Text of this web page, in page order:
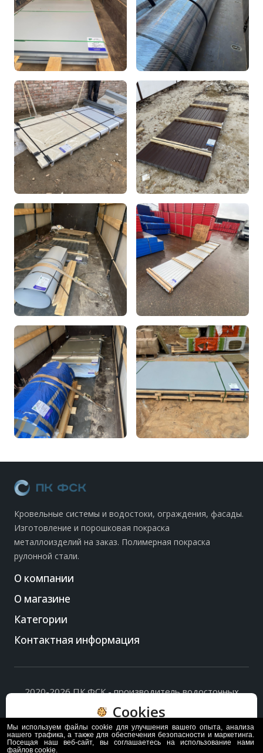
Кровельные системы и водостоки, ограждения, фасады.
Изготовление и порошковая покраска
металлоизделий на заказ. Полимерная покраска
рулонной стали.
О компании
О магазине
Категории
Контактная информация
2020-2026 ПК ФСК - производитель водосточных
Политика обработки персональных данных
на их обработку.
Cookies
Пользуясь сайтом, вы соглашаетесь с политикой
обработки и хранения данных Cookie
Мы используем файлы cookie для улучшения вашего опыта, анализа
нашего трафика, а также для обеспечения безопасности и маркетинга.
Посещая наш веб-сайт, вы соглашаетесь на использование нами
файлов cookie.